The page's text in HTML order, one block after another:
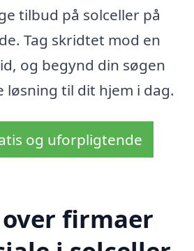
tilbud på solceller på
Tag skridtet mod en
og begynd din søgen
løsning til dit hjem i dag.
og uforpligtende
firmaer